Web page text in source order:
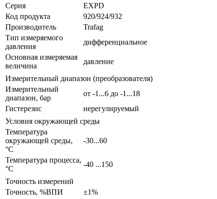
Серия
EXPD
Код продукта
920/924/932
Производитель
Trafag
Тип измеряемого
давления
дифференциальное
Основная измеряемая
величина
давление
Измерительный диапазон (преобразователя)
Измерительный
диапазон, бар
от -1...6 до -1...18
Гистерезис
нерегулируемый
Условия окружающей среды
Температура
окружающей среды,
°С
-30...60
Температура процесса,
°С
-40 ...150
Точность измерений
Точность, %ВПИ
±1%